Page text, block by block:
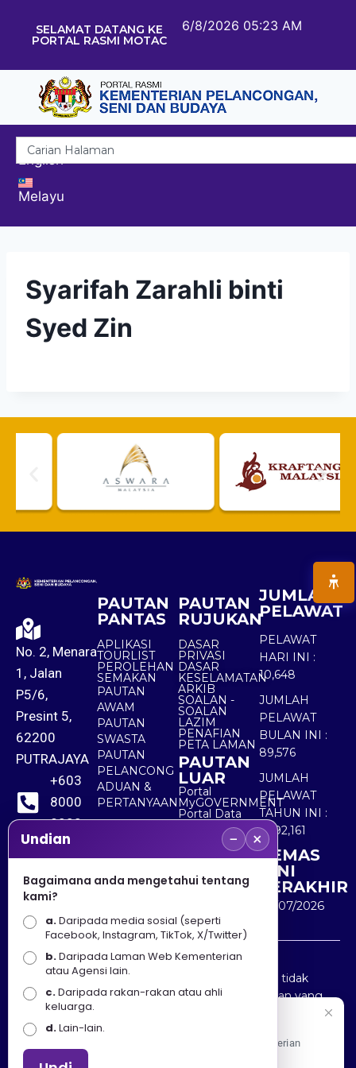
SELAMAT DATANG KE
PORTAL RASMI MOTAC
6/8/2026 05:23 AM
English
Melayu
Syarifah Zarahli binti
Syed Zin
No. 2, Menara
1, Jalan
P5/6,
Presint 5,
62200
PUTRAJAYA
+603
8000
8000
+603
8891
7100
PAUTAN
PANTAS
APLIKASI
TOURLIST
PEROLEHAN
SEMAKAN
PAUTAN
AWAM
PAUTAN
SWASTA
PAUTAN
PELANCONG
ADUAN &
PERTANYAAN
PAUTAN
RUJUKAN
DASAR
PRIVASI
DASAR
KESELAMATAN
ARKIB
SOALAN -
SOALAN
LAZIM
PENAFIAN
PETA LAMAN
PAUTAN
LUAR
Portal
MyGOVERNMENT
Portal Data
Terbuka
Sektor Awam
JUMLAH
PELAWAT
PELAWAT
HARI INI :
10,648
JUMLAH
PELAWAT
BULAN INI :
89,576
JUMLAH
PELAWAT
TAHUN INI :
5,492,161
KEMAS
KINI
TERAKHIR
30/07/2026
Penafian : Kerajaan Malaysia dan Kementerian
Pelancongan Seni dan Budaya (MOTAC) adalah tidak
bertanggungjawab atas kehilangan atau kerugian yang
disebabkan oleh penggunaan mana-mana maklumat
yang diperolehi dari portal ini.
Undian − ×
Bagaimana anda mengetahui tentang
kami?
a.Daripada media sosial (seperti
Facebook, Instagram, TikTok, X/Twitter)
b.Daripada Laman Web Kementerian
atau Agensi lain.
c.Daripada rakan-rakan atau ahli
keluarga.
d.Lain-lain.
Apa Khabar! Selamat datang ke Portal Rasmi Kementerian
Pelancongan, Seni dan Budaya